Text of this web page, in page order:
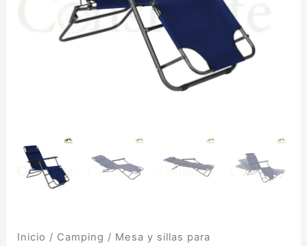
Inicio / Camping / Mesa y sillas para